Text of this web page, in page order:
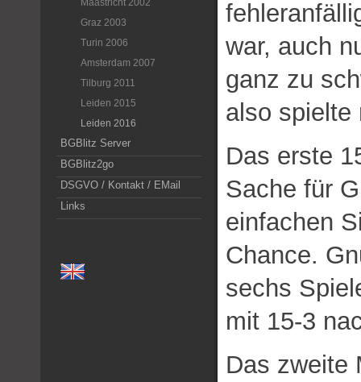
Maastricht 2002
Graz 2003
Turin 2006
Amsterdam 2007
Tilburg 2011
Leiden 2015
Leiden 2016
BGBlitz Server
BGBlitz2go
DSGVO / Kontakt / EMail
Links
war, auch
ganz zu
also spielte
Das erste
Sache für
einfachen
Chance.
sechs
mit 15-3
Das zweite